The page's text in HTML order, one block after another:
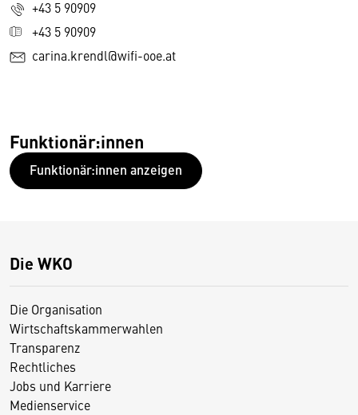
+43 5 90909
+43 5 90909
carina.krendl@wifi-ooe.at
Funktionär:innen
Funktionär:innen anzeigen
Die WKO
Die Organisation
Wirtschaftskammerwahlen
Transparenz
Rechtliches
Jobs und Karriere
Medienservice